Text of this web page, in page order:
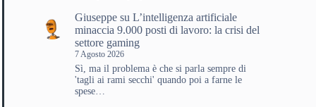
Giuseppe suL’intelligenza artificiale
minaccia 9.000 posti di lavoro: la crisi del
settore gaming
7 Agosto 2026
Sì, ma il problema è che si parla sempre di
'tagli ai rami secchi' quando poi a farne le
spese…